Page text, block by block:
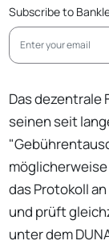
Subscribe to
Das dezentrale
seinen seit
das Protokoll
und prüft
unter dem